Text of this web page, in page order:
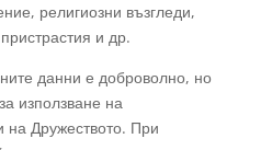
религиозни възгледи,
и др.
данни е доброволно, но
използване на
на Дружеството. При